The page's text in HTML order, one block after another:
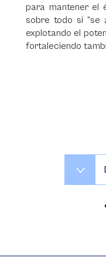
para mantener el
sobre todo si “se
explotando el
fortaleciendo